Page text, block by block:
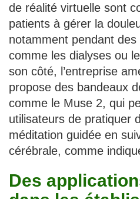
de réalité virtuelle sont
patients à gérer la
notamment pendant
comme les dialyses ou
son côté, l’entreprise
propose des bandeaux
comme le Muse 2, qui
utilisateurs de pratiquer
méditation guidée en
cérébrale, comme
Des